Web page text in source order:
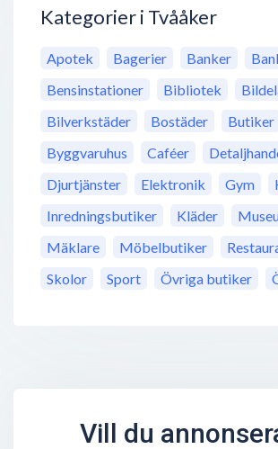
Kategorier i Tvååker
Apotek Bagerier Banker
Bensinstationer
Bibliotek
Bilverkstäder
Bostäder
Butiker
Byggvaruhus
Caféer
Djurtjänster
Elektronik Gym
Inredningsbutiker
Kläder
Mäklare
Möbelbutiker
Skolor
Sport Övriga butiker
Vill du